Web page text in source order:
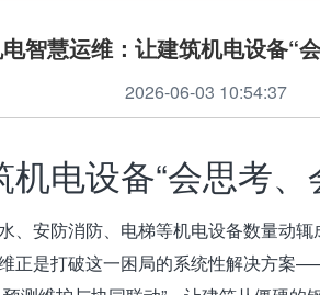
智慧运维：让建筑机电设备“会
2026-06-03 10:54:37
电设备“会思考、
、安防消防、电梯等机电设备数量动
正是打破这一困局的系统性解决方案